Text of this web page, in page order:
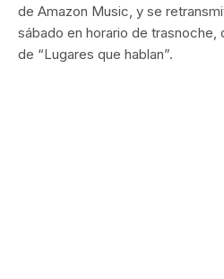
de Amazon Music, y se
sábado en horario de trasnoche,
de “Lugares que hablan”.